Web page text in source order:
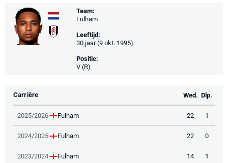
Team:
Fulham
Leeftijd:
30 jaar (9 okt. 1995)
Positie:
V (R)
Carrière Wed. Dlp.
2025/2026 Fulham 22 1
2024/2025 Fulham 22 0
2023/2024 Fulham 14 1